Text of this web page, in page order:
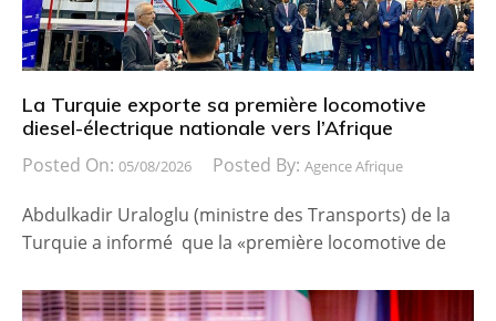
La Turquie exporte sa première locomotive
diesel-électrique nationale vers l’Afrique
Posted On: 05/08/2026 Posted By: Agence Afrique
Abdulkadir Uraloglu (ministre des Transports) de la
Turquie a informé que la «première locomotive de